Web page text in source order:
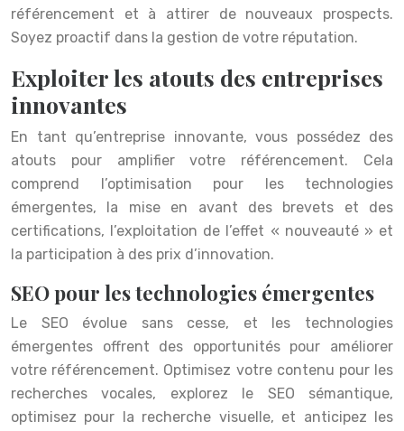
référencement et à attirer de nouveaux prospects.
Soyez proactif dans la gestion de votre réputation.
Exploiter les atouts des entreprises
innovantes
En tant qu’entreprise innovante, vous possédez des
atouts pour amplifier votre référencement. Cela
comprend l’optimisation pour les technologies
émergentes, la mise en avant des brevets et des
certifications, l’exploitation de l’effet « nouveauté » et
la participation à des prix d’innovation.
SEO pour les technologies émergentes
Le SEO évolue sans cesse, et les technologies
émergentes offrent des opportunités pour améliorer
votre référencement. Optimisez votre contenu pour les
recherches vocales, explorez le SEO sémantique,
optimisez pour la recherche visuelle, et anticipez les